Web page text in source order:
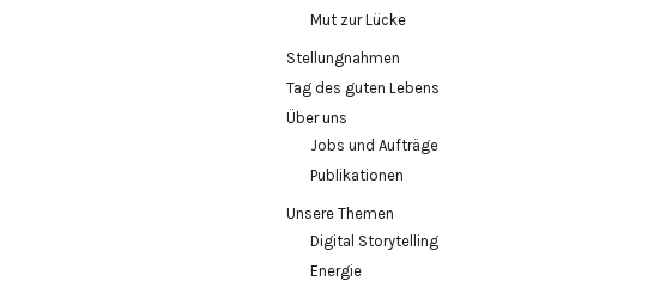
Mut zur Lücke
Stellungnahmen
Tag des guten Lebens
Über uns
Jobs und Aufträge
Publikationen
Unsere Themen
Digital Storytelling
Energie